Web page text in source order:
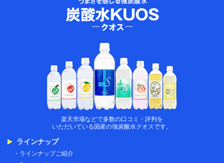
楽天市場などで多数の口コミ・評判を
いただいている国産の強炭酸水クオスです。
ラインナップ
ラインナップご紹介